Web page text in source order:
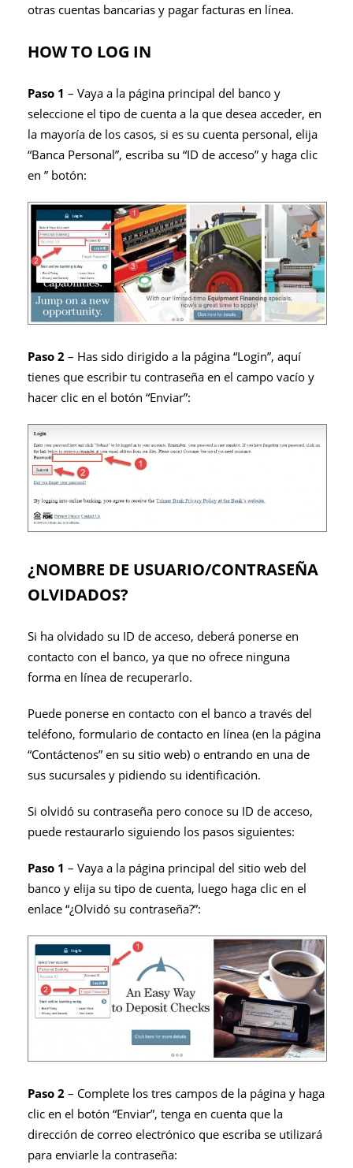
otras cuentas bancarias y pagar facturas en línea.
HOW TO LOG IN
Paso 1 – Vaya a la página principal del banco y
seleccione el tipo de cuenta a la que desea acceder, en
la mayoría de los casos, si es su cuenta personal, elija
“Banca Personal”, escriba su “ID de acceso” y haga clic
en ” botón:
Paso 2– Has sido dirigido a la página “Login”, aquí
tienes que escribir tu contraseña en el campo vacío y
hacer clic en el botón “Enviar”:
¿NOMBRE DE USUARIO/CONTRASEÑA
OLVIDADOS?
Si ha olvidado su ID de acceso, deberá ponerse en
contacto con el banco, ya que no ofrece ninguna
forma en línea de recuperarlo.
Puede ponerse en contacto con el banco a través del
teléfono, formulario de contacto en línea (en la página
“Contáctenos” en su sitio web) o entrando en una de
sus sucursales y pidiendo su identificación.
Si olvidó su contraseña pero conoce su ID de acceso,
puede restaurarlo siguiendo los pasos siguientes:
Paso 1 – Vaya a la página principal del sitio web del
banco y elija su tipo de cuenta, luego haga clic en el
enlace “¿Olvidó su contraseña?”:
Paso 2– Complete los tres campos de la página y haga
clic en el botón “Enviar”, tenga en cuenta que la
dirección de correo electrónico que escriba se utilizará
para enviarle la contraseña: